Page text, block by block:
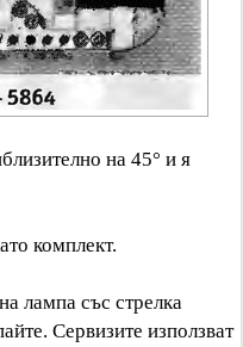
на 45° и я
комплект.
лампа със стрелка
Сервизите използват